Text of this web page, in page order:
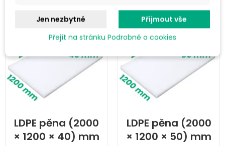
LDPE pěna (2000
× 1200 × 40) mm
LDPE pěna (2000
× 1200 × 50) mm
Jen nezbytné
Přijmout vše
Přejít na stránku Podrobně o cookies